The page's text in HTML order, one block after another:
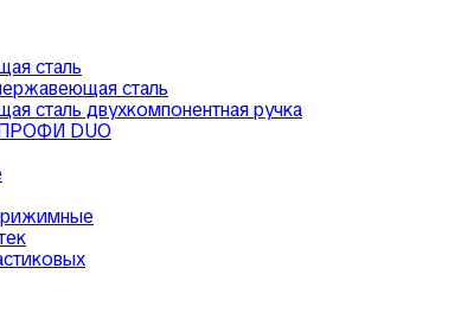
сталь
сталь
сталь двухкомпонентная ручка
DUO